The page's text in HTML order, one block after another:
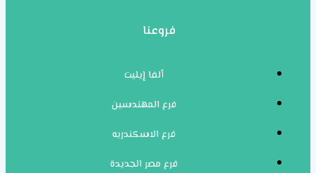
فروعنا
ألفا إيليت
فرع المهندسين
فرع الاسكندريه
فرع مصر الجديدة